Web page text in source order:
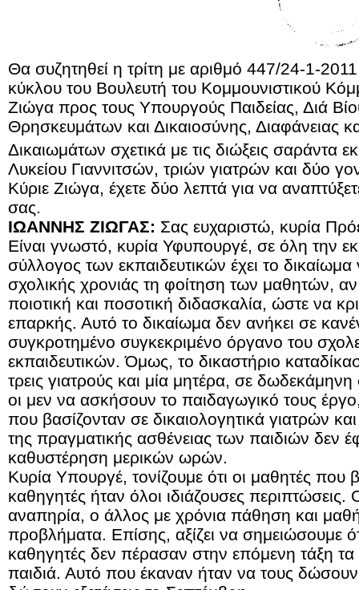
Θα συζητηθεί η τρίτη με αριθμό 447/24-1-
κύκλου του Βουλευτή του Κομμουνιστικού
Ζιώγα προς τους Υπουργούς Παιδείας, Διά
Θρησκευμάτων και Δικαιοσύνης, Διαφάνειας
Δικαιωμάτων σχετικά με τις διώξεις σαράντα
Λυκείου Γιαννιτσών, τριών γιατρών και δύο
Κύριε Ζιώγα, έχετε δύο λεπτά για να
σας.
ΙΩΑΝΝΗΣ ΖΙΩΓΑΣ: Σας ευχαριστώ, κυρία
Είναι γνωστό, κυρία Υφυπουργέ, σε όλη την
σύλλογος των εκπαιδευτικών έχει το δικαίωμα
σχολικής χρονιάς τη φοίτηση των μαθητών,
ποιοτική και ποσοτική διδασκαλία, ώστε να
επαρκής. Αυτό το δικαίωμα δεν ανήκει σε
συγκροτημένο συγκεκριμένο όργανο του
εκπαιδευτικών. Όμως, το δικαστήριο
τρεις γιατρούς και μία μητέρα, σε
οι μεν να ασκήσουν το παιδαγωγικό τους
που βασίζονταν σε δικαιολογητικά γιατρών και
της πραγματικής ασθένειας των παιδιών δεν
καθυστέρηση μερικών ωρών.
Κυρία Υπουργέ, τονίζουμε ότι οι μαθητές
καθηγητές ήταν όλοι ιδιάζουσες
αναπηρία, ο άλλος με χρόνια πάθηση και
προβλήματα. Επίσης, αξίζει να σημειώσουμε
καθηγητές δεν πέρασαν στην επόμενη τάξη
παιδιά. Αυτό που έκαναν ήταν να τους δώσουν